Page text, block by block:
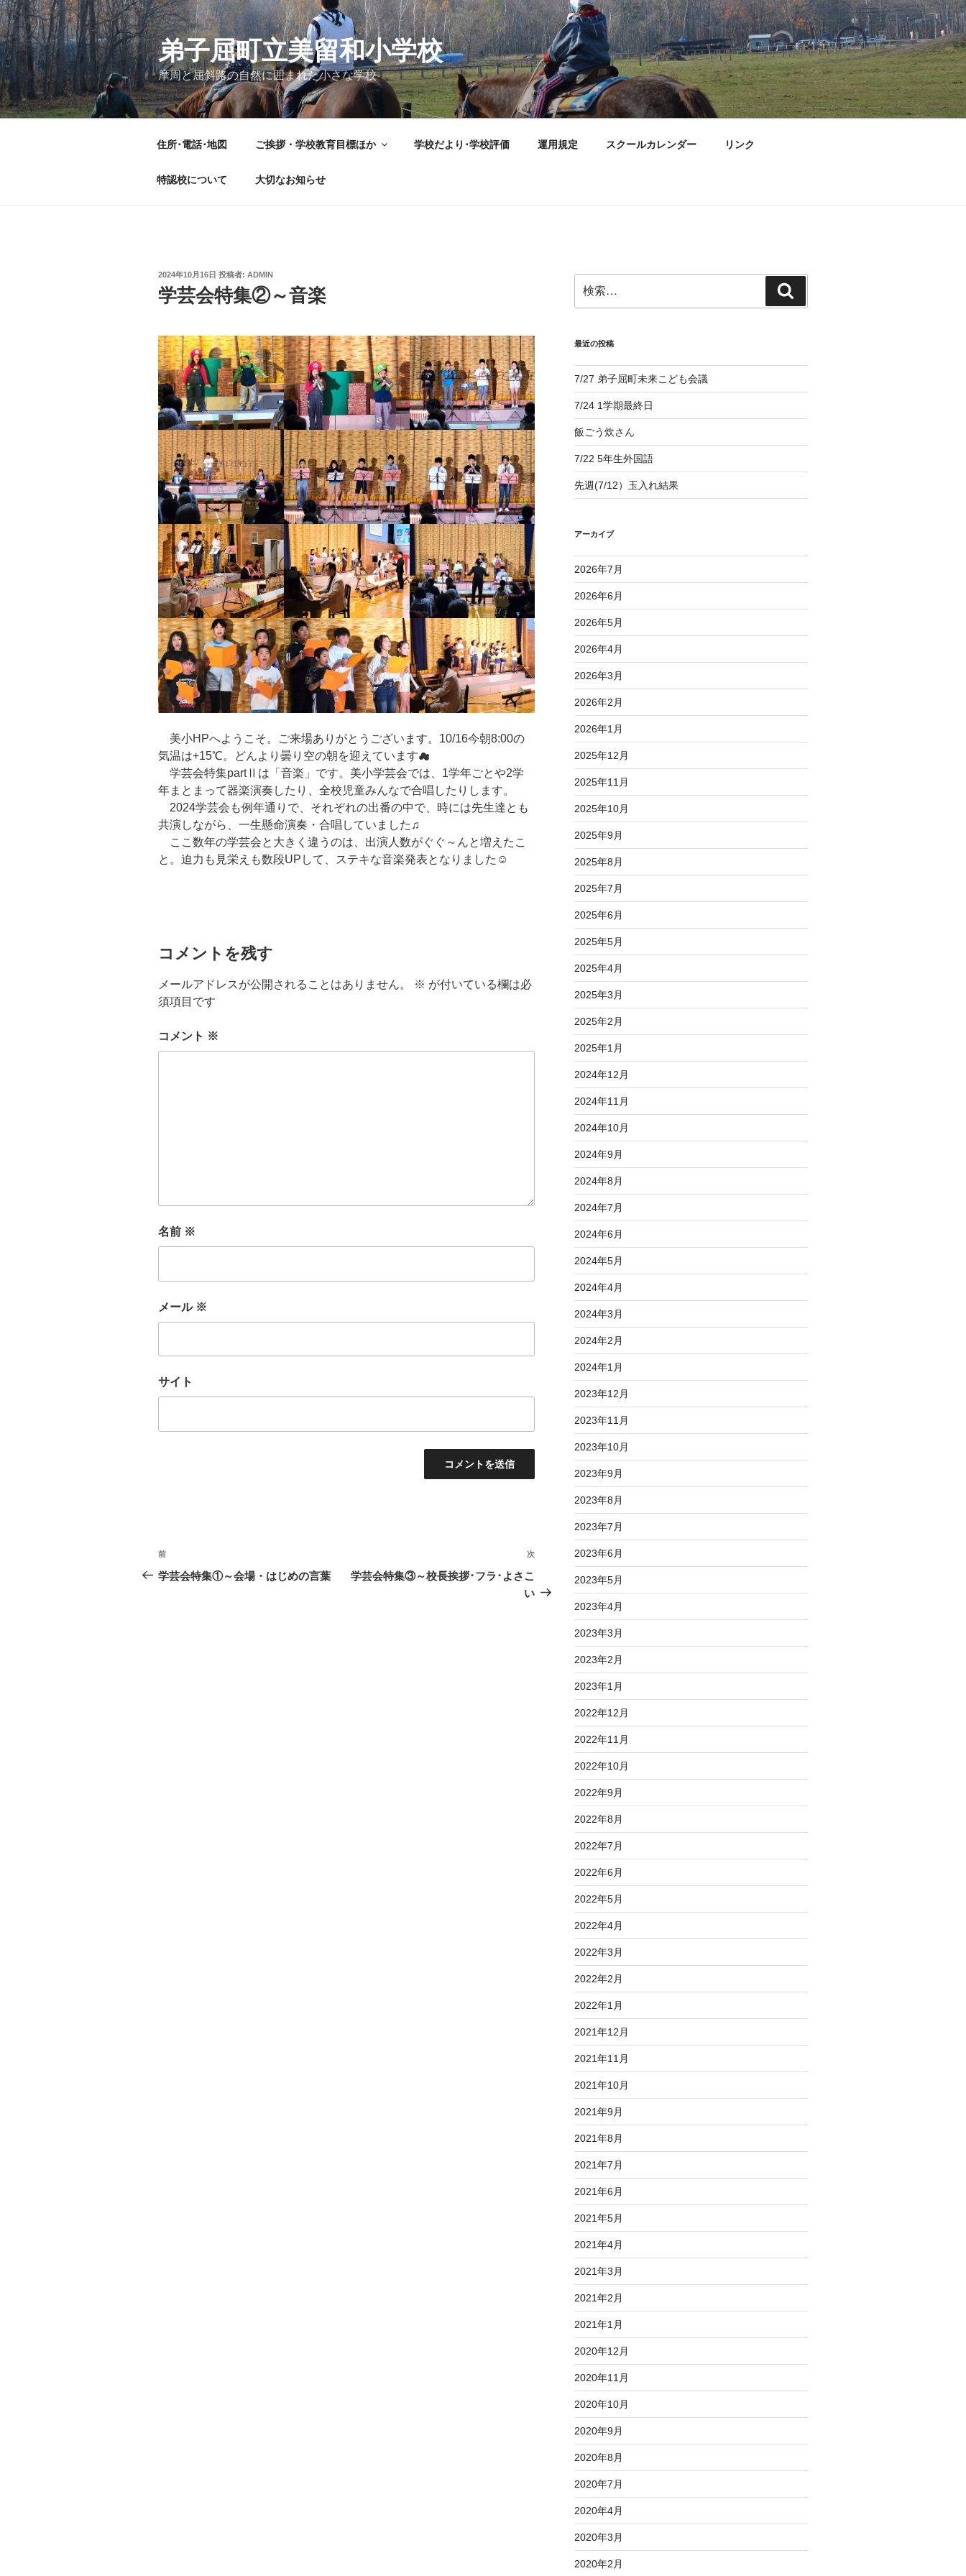
コ
ン
テ
ン
ツ
へ
ス
弟子屈町立美留和小学校
摩周と屈斜路の自然に囲まれた小さな学校
住所･電話･地図 ご挨拶・学校教育目標ほか 学校だより･学校評価 運用規定 スクールカレンダー リンク
特認校について 大切なお知らせ
投
稿
日:
2024年10月16日 投稿者: ADMIN
学芸会特集②～音楽
美小HPへようこそ。ご来場ありがとうございます。10/16今朝8:00の
気温は+15℃。どんより曇り空の朝を迎えています☁
学芸会特集partⅡは「音楽」です。美小学芸会では、1学年ごとや2学
年まとまって器楽演奏したり、全校児童みんなで合唱したりします。
2024学芸会も例年通りで、それぞれの出番の中で、時には先生達とも
共演しながら、一生懸命演奏・合唱していました♫
ここ数年の学芸会と大きく違うのは、出演人数がぐぐ～んと増えたこ
と。迫力も見栄えも数段UPして、ステキな音楽発表となりました☺
コメントを残す
メールアドレスが公開されることはありません。 ※ が付いている欄は必
須項目です
コメント ※
名前 ※
メール ※
サイト
投
稿
前
の
前
学芸会特集①～会場・はじめの言葉
次
投
次
学芸会特集③～校長挨拶･フラ･よさこ
い
索:
索
最近の投稿
7/27 弟子屈町未来こども会議
7/24 1学期最終日
飯ごう炊さん
7/22 5年生外国語
先週(7/12）玉入れ結果
アーカイブ
2026年7月
2026年6月
2026年5月
2026年4月
2026年3月
2026年2月
2026年1月
2025年12月
2025年11月
2025年10月
2025年9月
2025年8月
2025年7月
2025年6月
2025年5月
2025年4月
2025年3月
2025年2月
2025年1月
2024年12月
2024年11月
2024年10月
2024年9月
2024年8月
2024年7月
2024年6月
2024年5月
2024年4月
2024年3月
2024年2月
2024年1月
2023年12月
2023年11月
2023年10月
2023年9月
2023年8月
2023年7月
2023年6月
2023年5月
2023年4月
2023年3月
2023年2月
2023年1月
2022年12月
2022年11月
2022年10月
2022年9月
2022年8月
2022年7月
2022年6月
2022年5月
2022年4月
2022年3月
2022年2月
2022年1月
2021年12月
2021年11月
2021年10月
2021年9月
2021年8月
2021年7月
2021年6月
2021年5月
2021年4月
2021年3月
2021年2月
2021年1月
2020年12月
2020年11月
2020年10月
2020年9月
2020年8月
2020年7月
2020年4月
2020年3月
2020年2月